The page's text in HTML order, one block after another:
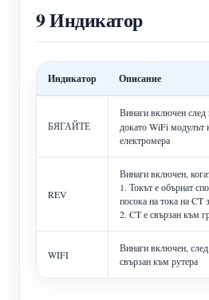
9 Индикатор
Индикатор Описание
БЯГАЙТЕ
Винаги включен
докато WiFi модулът
електромера
REV
Винаги включен,
1. Токът е обърнат
посока на тока на CT
2. CT е свързан към
WIFI
Винаги включен,
свързан към рутера